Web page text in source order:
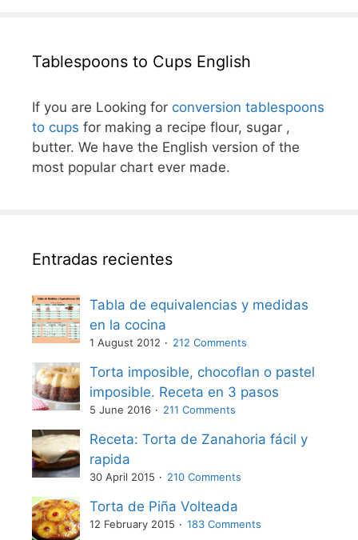
Tablespoons to Cups English
If you are Looking for conversion tablespoons
to cups for making a recipe flour, sugar ,
butter. We have the English version of the
most popular chart ever made.
Entradas recientes
Tabla de equivalencias y medidas
en la cocina
1 August 2012 212 Comments
Torta imposible, chocoflan o pastel
imposible. Receta en 3 pasos
5 June 2016 211 Comments
Receta: Torta de Zanahoria fácil y
rapida
30 April 2015 210 Comments
Torta de Piña Volteada
12 February 2015 183 Comments